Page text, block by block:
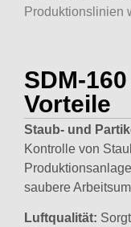
Produktionslinien
SDM-
Vorteile
Staub- und
Kontrolle von
saubere
Luftqualität: